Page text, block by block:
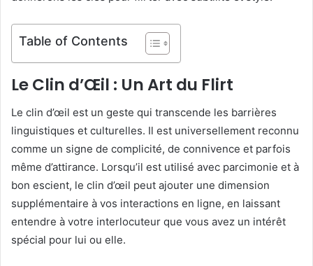
Table of Contents
Le Clin d’Œil : Un Art du Flirt
Le clin d’œil est un geste qui transcende les barrières
linguistiques et culturelles. Il est universellement reconnu
comme un signe de complicité, de connivence et parfois
même d’attirance. Lorsqu’il est utilisé avec parcimonie et à
bon escient, le clin d’œil peut ajouter une dimension
supplémentaire à vos interactions en ligne, en laissant
entendre à votre interlocuteur que vous avez un intérêt
spécial pour lui ou elle.